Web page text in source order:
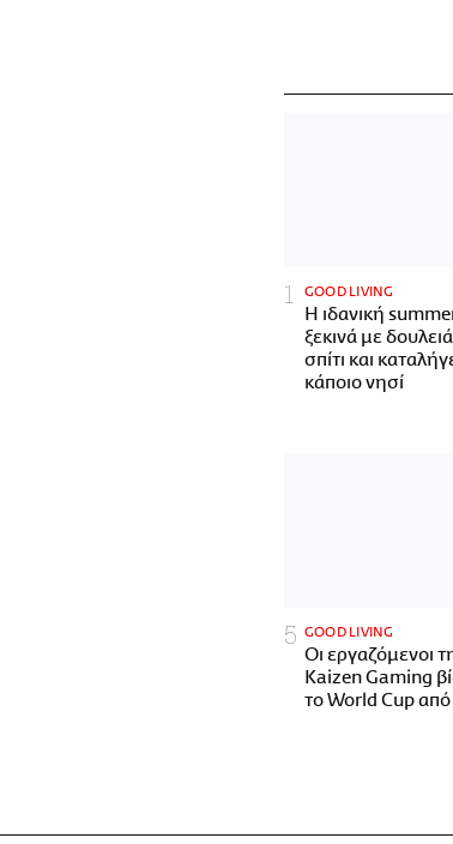
GOOD LIVING
Η ιδανική
ξεκινά με
σπίτι και
κάποιο νησί
GOOD LIVING
Οι εργαζόμενοι
Kaizen Gaming
το World Cup